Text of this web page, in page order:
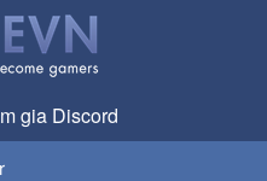
gia Discord